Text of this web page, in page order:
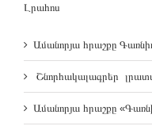
Լրահոս
Ամանորյա հրաշքը
Շնորհակալագրեր
Ամանորյա հրաշքը